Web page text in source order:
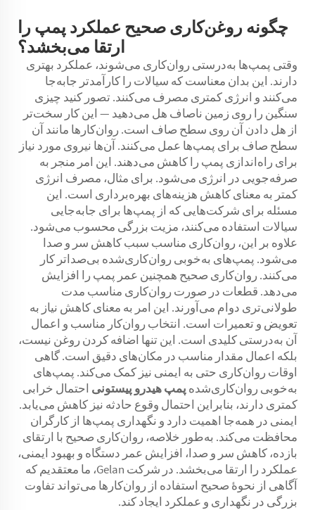
چگونه روغن‌کاری صحیح عملکرد پمپ را
ارتقا می‌بخشد؟
وقتی پمپ‌ها به‌درستی روان‌کاری می‌شوند، عملکرد بهتری
دارند. این بدان معناست که سیالات را کارآمدتر جابه‌جا
می‌کنند و انرژی کمتری مصرف می‌کنند. تصور کنید چیزی
سنگین را روی زمین ناصاف هل می‌دهید — این کار سخت‌تر
از هل دادن آن روی سطح صاف است. روان‌کارها مانند آن
سطح صاف برای پمپ‌ها عمل می‌کنند. آن‌ها نیروی مورد نیاز
برای راه‌اندازی پمپ را کاهش می‌دهند. این امر منجر به
صرفه‌جویی در انرژی می‌شود. برای مثال، مصرف انرژی
کمتر به معنای کاهش هزینه‌های بهره‌برداری است. این
مسئله برای شرکت‌هایی که از پمپ‌ها برای جابه‌جایی
سیالات استفاده می‌کنند، مزیت بزرگی محسوب می‌شود.
علاوه بر این، روان‌کاری مناسب سبب کاهش سر و صدا
می‌شود. پمپ‌های به‌خوبی روان‌کاری‌شده بی‌صداتر کار
می‌کنند. روان‌کاری صحیح همچنین عمر پمپ را افزایش
می‌دهد. قطعات در صورت روان‌کاری مناسب مدت
طولانی‌تری دوام می‌آورند. این امر به معنای کاهش نیاز به
تعویض و تعمیرات است. انتخاب روان‌کار مناسب و اعمال
آن به‌درستی کلیدی است. این تنها اضافه کردن روغن نیست،
بلکه اعمال مقدار مناسب در مکان‌های دقیق است. گاهی
اوقات روان‌کاری حتی به ایمنی نیز کمک می‌کند. پمپ‌های
به‌خوبی روان‌کاری‌شده پمپ هیدرو پیستونی احتمال خرابی
کمتری دارند، بنابراین احتمال وقوع حادثه نیز کاهش می‌یابد.
ایمنی در همه‌جا اهمیت دارد و نگهداری پمپ‌ها از کارگران
محافظت می‌کند. به‌طور خلاصه، روان‌کاری صحیح با ارتقای
بازده، کاهش سر و صدا، افزایش عمر دستگاه و بهبود ایمنی،
عملکرد را ارتقا می‌بخشد. در شرکت Gelan، ما معتقدیم که
آگاهی از نحوهٔ صحیح استفاده از روان‌کارها می‌تواند تفاوت
بزرگی در نگهداری و عملکرد ایجاد کند.